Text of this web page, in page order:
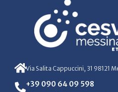
Via Salita Cappuccini, 31 98121
+39 090 64 09 598